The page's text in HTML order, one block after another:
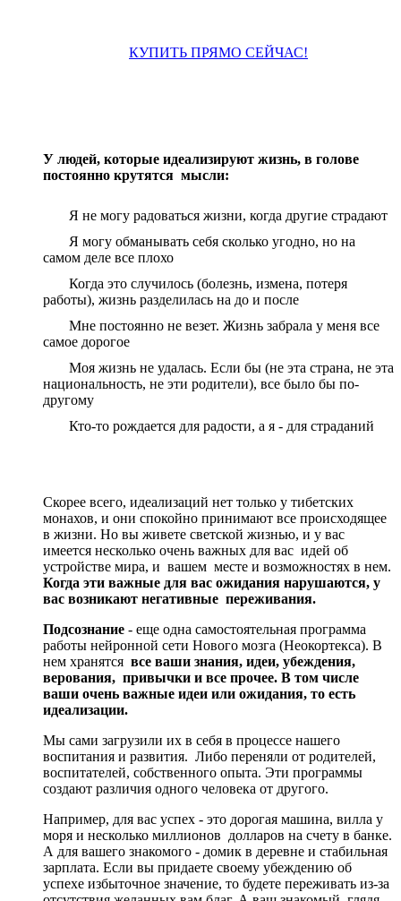
КУПИТЬ ПРЯМО СЕЙЧАС!
У людей, которые идеализируют жизнь, в голове
постоянно крутятся мысли:
Я не могу радоваться жизни, когда другие страдают
Я могу обманывать себя сколько угодно, но на
самом деле все плохо
Когда это случилось (болезнь, измена, потеря
работы), жизнь разделилась на до и после
Мне постоянно не везет. Жизнь забрала у меня все
самое дорогое
Моя жизнь не удалась. Если бы (не эта страна, не эта
национальность, не эти родители), все было бы по-
другому
Кто-то рождается для радости, а я - для страданий
Скорее всего, идеализаций нет только у тибетских
монахов, и они спокойно принимают все происходящее
в жизни. Но вы живете светской жизнью, и у вас
имеется несколько очень важных для вас идей об
устройстве мира, и вашем месте и возможностях в нем.
Когда эти важные для вас ожидания нарушаются, у
вас возникают негативные переживания.
Подсознание - еще одна самостоятельная программа
работы нейронной сети Нового мозга (Неокортекса). В
нем хранятся все ваши знания, идеи, убеждения,
верования, привычки и все прочее. В том числе
ваши очень важные идеи или ожидания, то есть
идеализации.
Мы сами загрузили их в себя в процессе нашего
воспитания и развития. Либо переняли от родителей,
воспитателей, собственного опыта. Эти программы
создают различия одного человека от другого.
Например, для вас успех - это дорогая машина, вилла у
моря и несколько миллионов долларов на счету в банке.
А для вашего знакомого - домик в деревне и стабильная
зарплата. Если вы придаете своему убеждению об
успехе избыточное значение, то будете переживать из-за